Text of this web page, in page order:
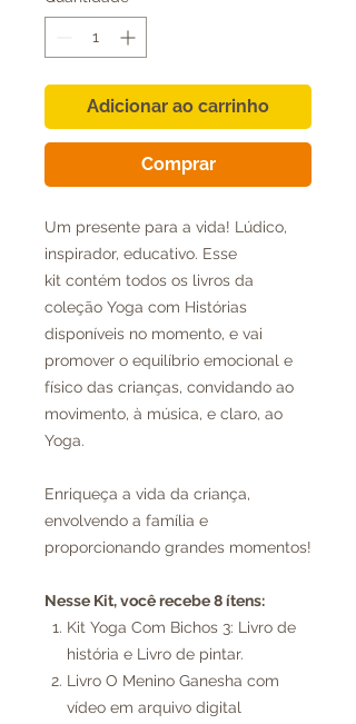
Adicionar ao carrinho
Comprar
Um presente para a vida! Lúdico,
inspirador, educativo. Esse
kit contém todos os livros da
coleção Yoga com Histórias
disponíveis no momento, e vai
promover o equilíbrio emocional e
físico das crianças, convidando ao
movimento, à música, e claro, ao
Yoga.
Enriqueça a vida da criança,
envolvendo a família e
proporcionando grandes momentos!
Nesse Kit, você recebe 8 ítens:
Kit Yoga Com Bichos 3: Livro de
história e Livro de pintar.
Livro O Menino Ganesha com
vídeo em arquivo digital